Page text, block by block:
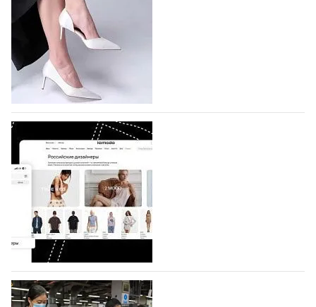
На участие в седьмой Московской неделе моды,
которая пройдет в российской столице с 26 сентября
по 1 октября, уже подано 1047 заявок. Примерно
половину из них (494) прислали дизайнеры,
коллекции которых не были представлены в…
07.08.2026 617
BALLINA представит свои новинки на Euro
Shoes
Компания BALLINA Guangzhou Lihuang Footwear
Co., Ltd., основанная в 2011 году и расположенная в
Гуанчжоу, столице моды Китая, является
профессиональной обувной компанией,
объединяющей разработку, производство и…
07.08.2026 475
На платформе Lamoda - новый раздел и